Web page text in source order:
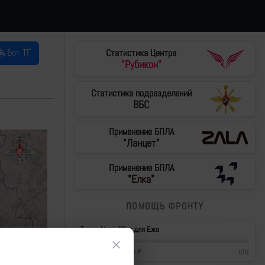
Бот ТГ
Статистика Центра
"Рубикон"
Статистика подразделений
ВБС
Применение БПЛА
"Ланцет"
Применение БПЛА
"Елка"
ПОМОЩЬ ФРОНТУ
Тушки Mavic3Pro для Ежа
430 000 ₽ 10%
×